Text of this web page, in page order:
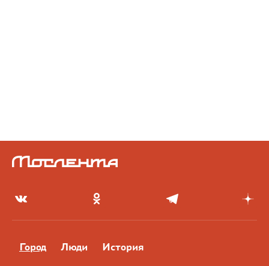
Город Люди История